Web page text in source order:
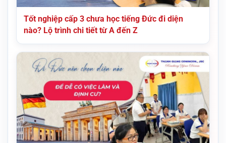
Tốt nghiệp cấp 3 chưa học tiếng Đức đi diện
nào? Lộ trình chi tiết từ A đến Z